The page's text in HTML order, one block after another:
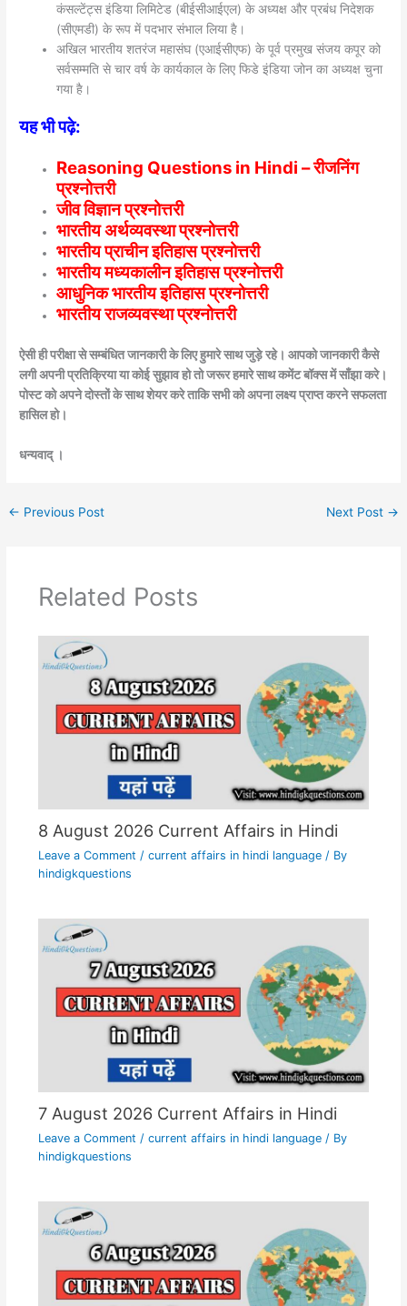
कंसल्टेंट्स इंडिया लिमिटेड (बीईसीआईएल) के अध्यक्ष और प्रबंध निदेशक
(सीएमडी) के रूप में पदभार संभाल लिया है।
अखिल भारतीय शतरंज महासंघ (एआईसीएफ) के पूर्व प्रमुख संजय कपूर को
सर्वसम्मति से चार वर्ष के कार्यकाल के लिए फिडे इंडिया जोन का अध्यक्ष चुना
गया है।
यह भी पढ़े:
Reasoning Questions in Hindi – रीजनिंग
प्रश्नोत्तरी
जीव विज्ञान प्रश्नोत्तरी
भारतीय अर्थव्यवस्था प्रश्नोत्तरी
भारतीय प्राचीन इतिहास प्रश्नोत्तरी
भारतीय मध्यकालीन इतिहास प्रश्नोत्तरी
आधुनिक भारतीय इतिहास प्रश्नोत्तरी
भारतीय राजव्यवस्था प्रश्नोत्तरी
ऐसी ही परीक्षा से सम्बंधित जानकारी के लिए हुमारे साथ जुड़े रहे। आपको जानकारी कैसे
लगी अपनी प्रतिक्रिया या कोई सुझाव हो तो जरूर हमारे साथ कमेंट बॉक्स में साँझा करे।
पोस्ट को अपने दोस्तों के साथ शेयर करे ताकि सभी को अपना लक्ष्य प्राप्त करने सफलता
हासिल हो।
धन्यवाद् ।
← Previous Post Next Post →
Related Posts
8 August 2026 Current Affairs in Hindi
Leave a Comment / current affairs in hindi language/ By
hindigkquestions
7 August 2026 Current Affairs in Hindi
Leave a Comment / current affairs in hindi language/ By
hindigkquestions